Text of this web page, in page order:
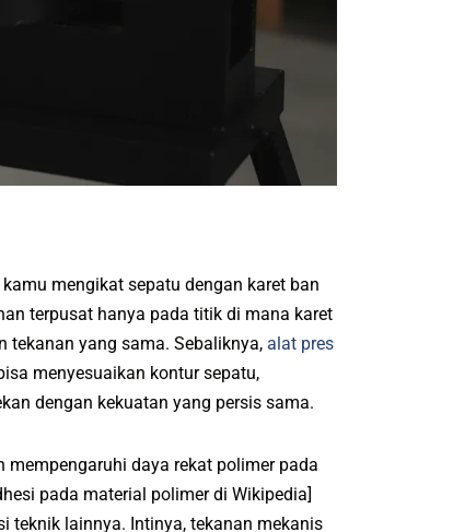
mengikat sepatu dengan karet ban
terpusat hanya pada titik di mana karet
tekanan yang sama. Sebaliknya, alat pres
menyesuaikan kontur sepatu,
dengan kekuatan yang persis sama.
daya rekat polimer pada
pada material polimer di Wikipedia]
lainnya. Intinya, tekanan mekanis